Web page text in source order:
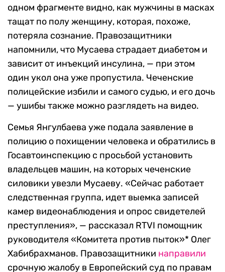
одном фрагменте видно, как мужчины в масках
тащат по полу женщину, которая, похоже,
потеряла сознание. Правозащитники
напомнили, что Мусаева страдает диабетом и
зависит от инъекций инсулина, — при этом
один укол она уже пропустила. Чеченские
полицейские избили и самого судью, и его дочь
— ушибы также можно разглядеть на видео.
Семья Янгулбаева уже подала заявление в
полицию о похищении человека и обратились в
Госавтоинспекцию с просьбой установить
владельцев машин, на которых чеченские
силовики увезли Мусаеву. «Сейчас работает
следственная группа, идет выемка записей
камер видеонаблюдения и опрос свидетелей
преступления», — рассказал RTVI помощник
руководителя «Комитета против пыток»* Олег
Хабибрахманов. Правозащитники направили
срочную жалобу в Европейский суд по правам